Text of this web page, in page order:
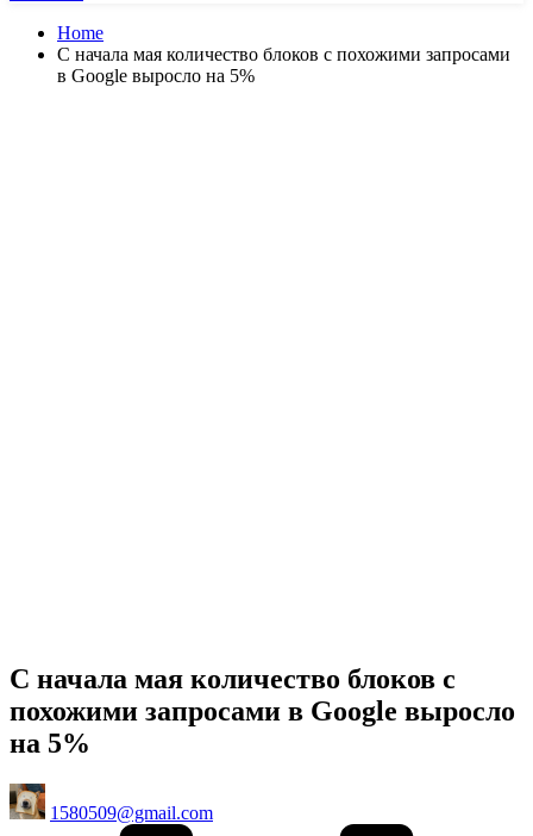
Home
С начала мая количество блоков с похожими запросами
в Google выросло на 5%
С начала мая количество блоков с
похожими запросами в Google выросло
на 5%
Posted
by
1580509@gmail.com